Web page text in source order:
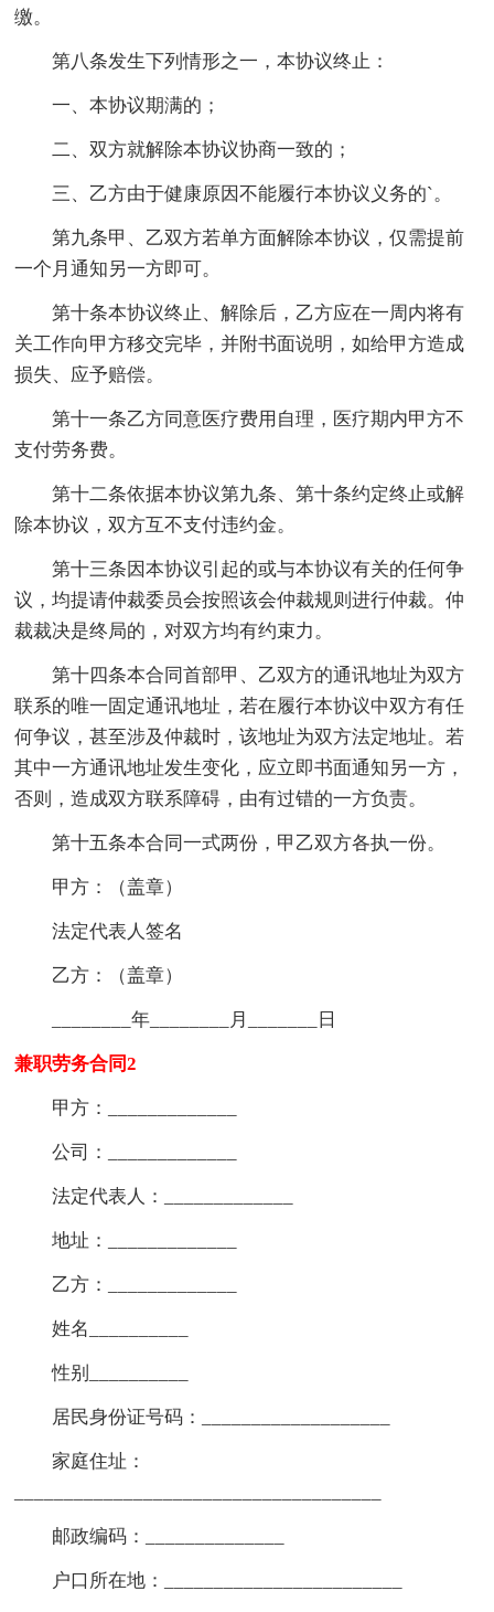
缴。
第八条发生下列情形之一，本协议终止：
一、本协议期满的；
二、双方就解除本协议协商一致的；
三、乙方由于健康原因不能履行本协议义务的`。
第九条甲、乙双方若单方面解除本协议，仅需提前
一个月通知另一方即可。
第十条本协议终止、解除后，乙方应在一周内将有
关工作向甲方移交完毕，并附书面说明，如给甲方造成
损失、应予赔偿。
第十一条乙方同意医疗费用自理，医疗期内甲方不
支付劳务费。
第十二条依据本协议第九条、第十条约定终止或解
除本协议，双方互不支付违约金。
第十三条因本协议引起的或与本协议有关的任何争
议，均提请仲裁委员会按照该会仲裁规则进行仲裁。仲
裁裁决是终局的，对双方均有约束力。
第十四条本合同首部甲、乙双方的通讯地址为双方
联系的唯一固定通讯地址，若在履行本协议中双方有任
何争议，甚至涉及仲裁时，该地址为双方法定地址。若
其中一方通讯地址发生变化，应立即书面通知另一方，
否则，造成双方联系障碍，由有过错的一方负责。
第十五条本合同一式两份，甲乙双方各执一份。
甲方：（盖章）
法定代表人签名
乙方：（盖章）
________年________月_______日
兼职劳务合同2
甲方：_____________
公司：_____________
法定代表人：_____________
地址：_____________
乙方：_____________
姓名__________
性别__________
居民身份证号码：___________________
家庭住址：
邮政编码：______________
户口所在地：________________________